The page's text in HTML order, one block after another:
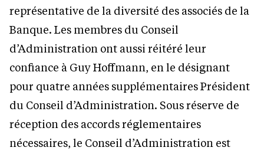
représentative de la diversité des associés de la
Banque. Les membres du Conseil
d’Administration ont aussi réitéré leur
confiance à Guy Hoffmann, en le désignant
pour quatre années supplémentaires Président
du Conseil d’Administration. Sous réserve de
réception des accords réglementaires
nécessaires, le Conseil d’Administration est